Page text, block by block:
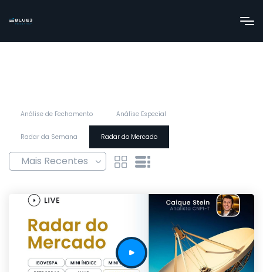
Análise de Fechamento Análise Especial
Radar da Semana Radar do Mercado